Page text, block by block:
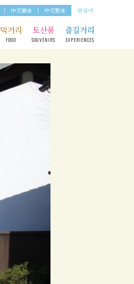
中文簡体 中文繁体 한국어
먹거리
FOOD
토산품
SOUVENIRS
즐길거리
EXPERIENCES